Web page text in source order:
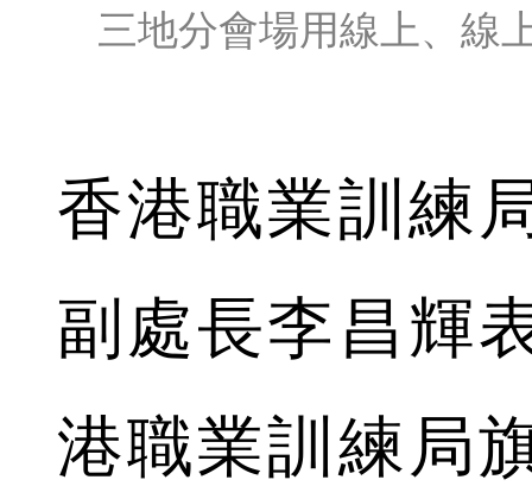
三地分會場用線上、線
香港職業訓練
副處長李昌輝
港職業訓練局